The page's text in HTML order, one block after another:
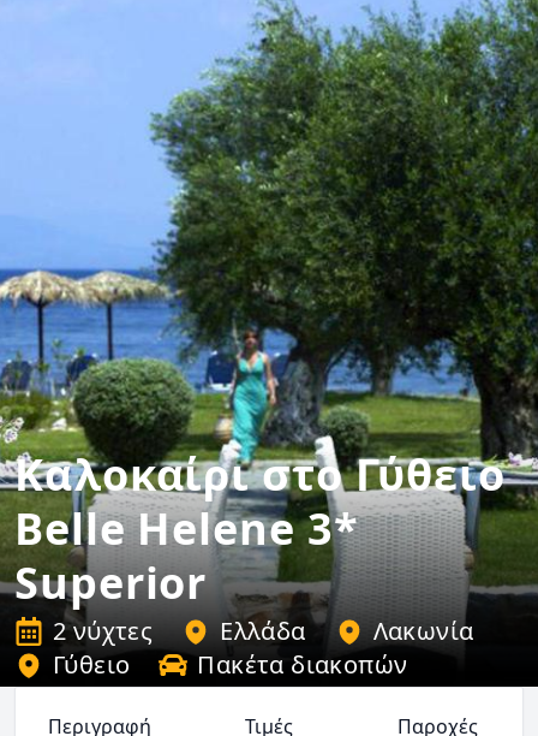
Καλοκαίρι στο Γύθειο
Belle Helene 3*
Superior
2 νύχτες Ελλάδα
Λακωνία
Γύθειο
Πακέτα διακοπών
Περιγραφή Τιμές Παροχές